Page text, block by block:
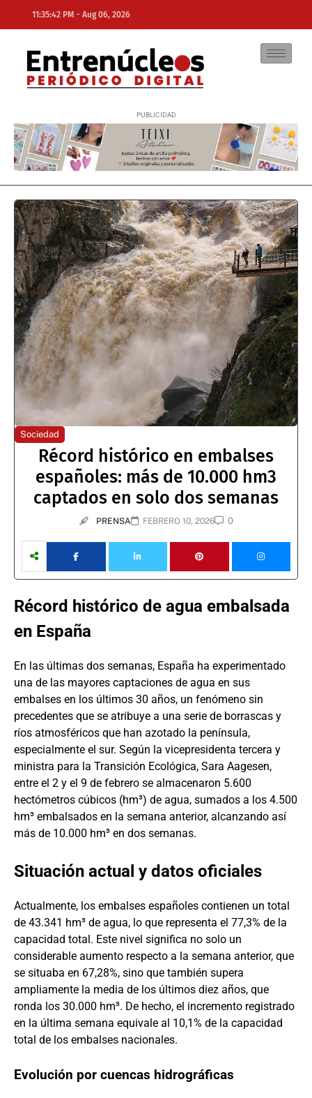
11:35:42 PM - Aug 06, 2026
NE
Sociedad
Récord histórico en embalses
españoles: más de 10.000 hm3
captados en solo dos semanas
PRENSA FEBRERO 10, 2026 0
Récord histórico de agua embalsada
en España
En las últimas dos semanas, España ha experimentado
una de las mayores captaciones de agua en sus
embalses en los últimos 30 años, un fenómeno sin
precedentes que se atribuye a una serie de borrascas y
ríos atmosféricos que han azotado la península,
especialmente el sur. Según la vicepresidenta tercera y
ministra para la Transición Ecológica, Sara Aagesen,
entre el 2 y el 9 de febrero se almacenaron 5.600
hectómetros cúbicos (hm³) de agua, sumados a los 4.500
hm³ embalsados en la semana anterior, alcanzando así
más de 10.000 hm³ en dos semanas.
Situación actual y datos oficiales
Actualmente, los embalses españoles contienen un total
de 43.341 hm³ de agua, lo que representa el 77,3% de la
capacidad total. Este nivel significa no solo un
considerable aumento respecto a la semana anterior, que
se situaba en 67,28%, sino que también supera
ampliamente la media de los últimos diez años, que
ronda los 30.000 hm³. De hecho, el incremento registrado
en la última semana equivale al 10,1% de la capacidad
total de los embalses nacionales.
Evolución por cuencas hidrográficas